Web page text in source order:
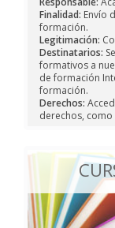
Finalidad: Envío
formación.
Legitimación:
Destinatarios:
formativos a
de formación
formación.
Derechos:
derechos,